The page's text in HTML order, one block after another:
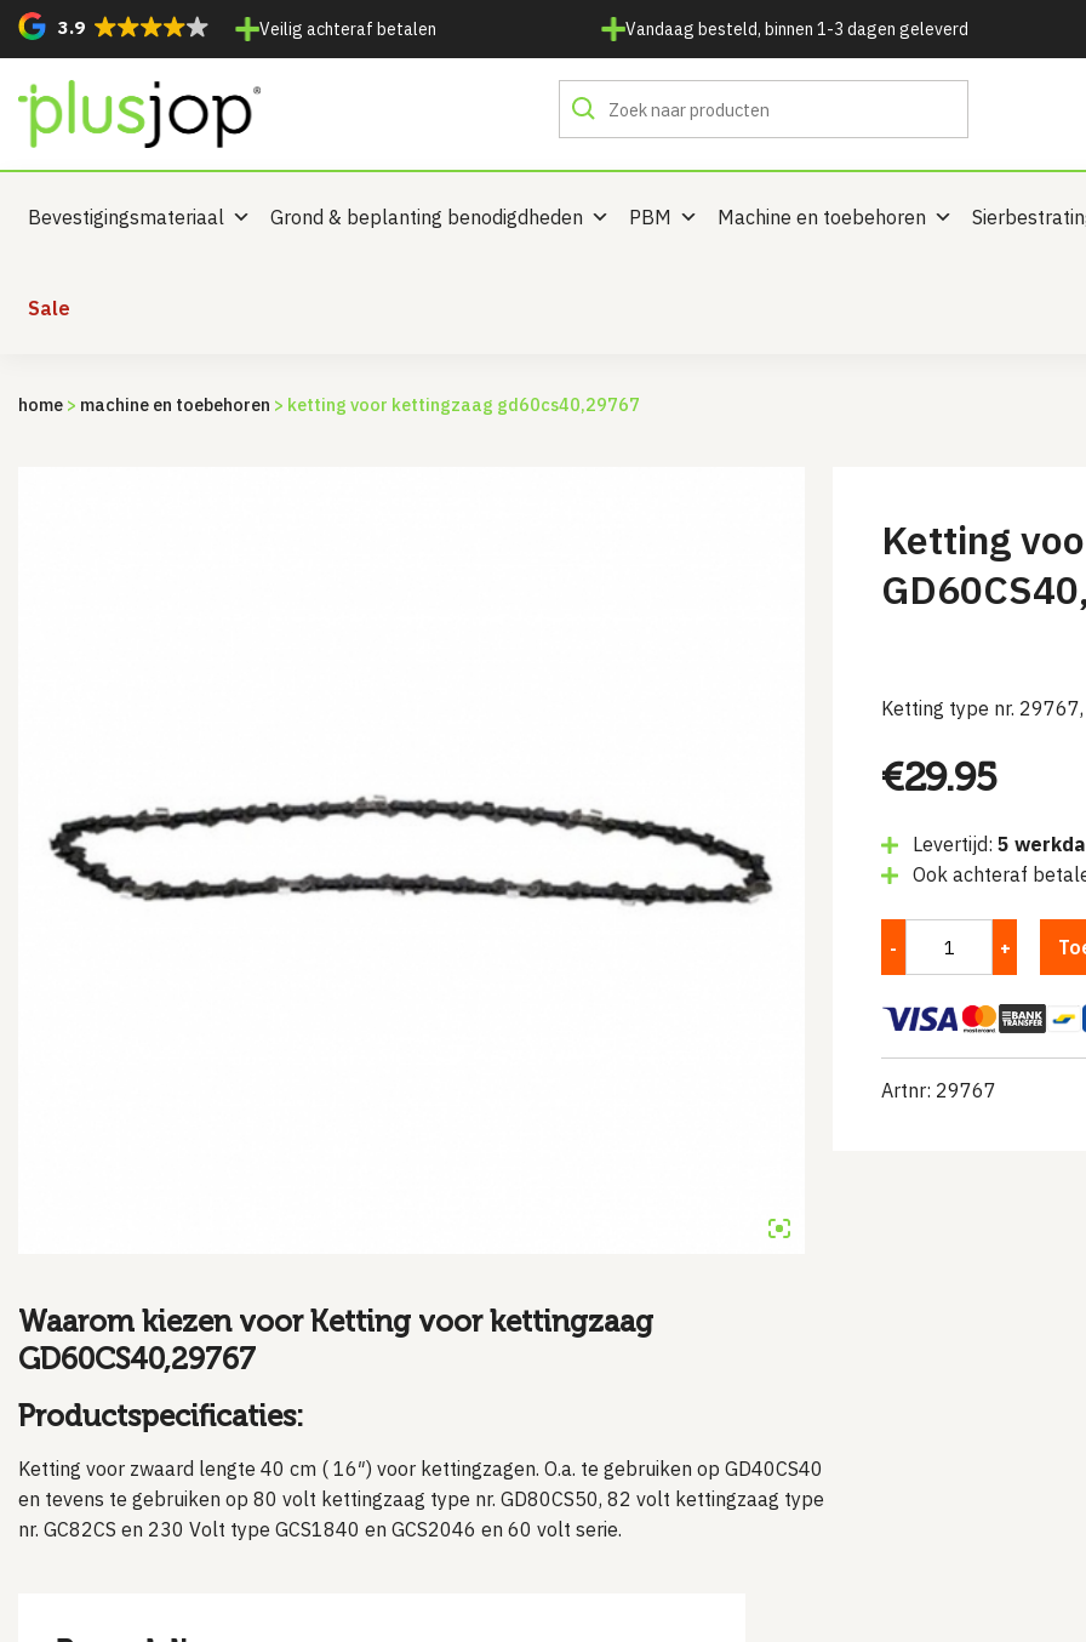
3.9 Veilig achteraf betalen Vandaag besteld, binnen 1-3 dagen geleverd
Bevestigingsmateriaal Grond & beplanting benodigdheden PBM Machine en toebehoren
Sale
home > machine en toebehoren > ketting voor kettingzaag gd60cs40,29767
Ketting
Ketting type nr.
€29.95
Levertijd: 5
Ook achteraf
Artnr: 29767
Waarom kiezen voor Ketting voor kettingzaag
GD60CS40,29767
Productspecificaties:
Ketting voor zwaard lengte 40 cm ( 16″) voor kettingzagen. O.a. te gebruiken op GD40CS40
en tevens te gebruiken op 80 volt kettingzaag type nr. GD80CS50, 82 volt kettingzaag type
nr. GC82CS en 230 Volt type GCS1840 en GCS2046 en 60 volt serie.